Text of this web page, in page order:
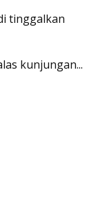
tinggalkan
kunjungan...